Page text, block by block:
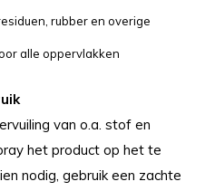
rubber en overige
alle oppervlakken
van o.a. stof en
het product op het te
nodig, gebruik een zachte